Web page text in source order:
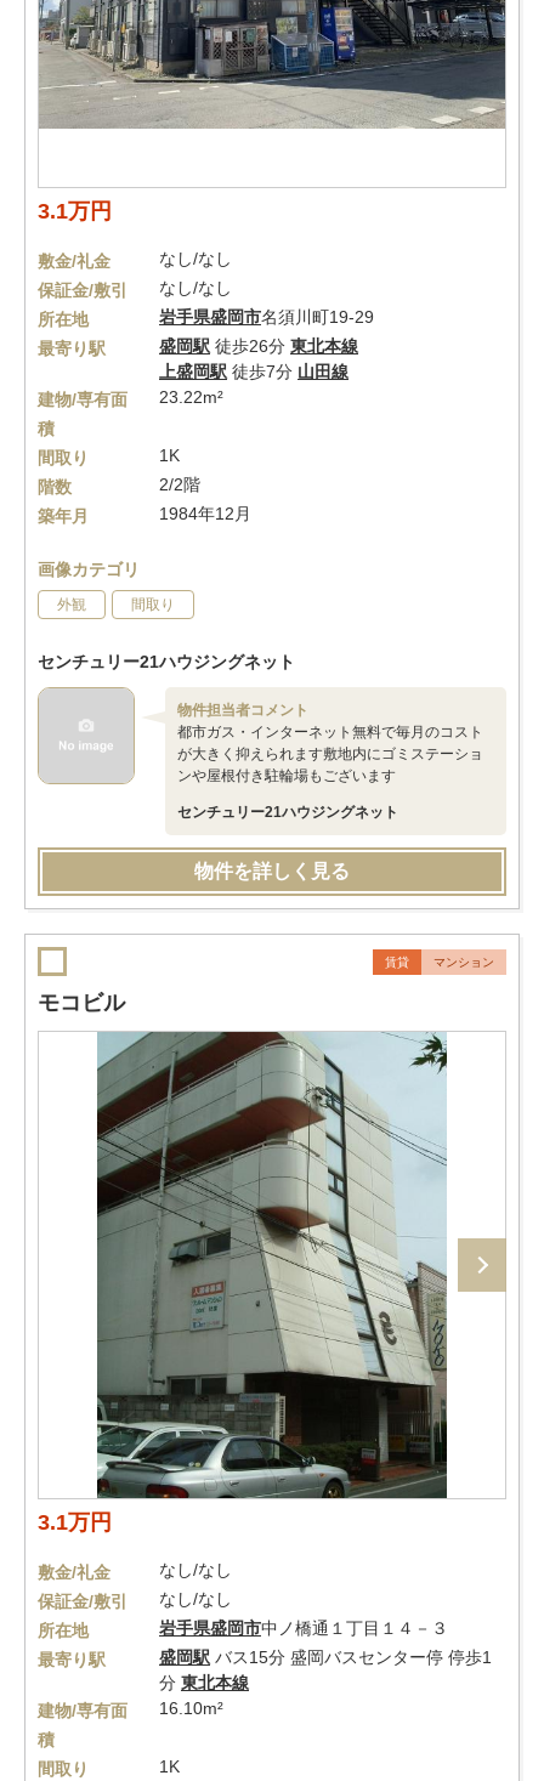
3.1万円
敷金/礼金
なし/なし
保証金/敷引
なし/なし
所在地
岩手県盛岡市名須川町19-29
最寄り駅
盛岡駅 徒歩26分 東北本線
上盛岡駅 徒歩7分 山田線
建物/専有面
積
23.22m²
間取り
1K
階数
2/2階
築年月
1984年12月
画像カテゴリ
外観 間取り
センチュリー21ハウジングネット
物件担当者コメント
都市ガス・インターネット無料で毎月のコスト
が大きく抑えられます敷地内にゴミステーショ
ンや屋根付き駐輪場もございます
センチュリー21ハウジングネット
物件を詳しく見る
賃貸 マンション
モコビル
3.1万円
敷金/礼金
なし/なし
保証金/敷引
なし/なし
所在地
岩手県盛岡市中ノ橋通１丁目１４－３
最寄り駅
盛岡駅 バス15分 盛岡バスセンター停 停歩1
分 東北本線
建物/専有面
積
16.10m²
間取り
1K